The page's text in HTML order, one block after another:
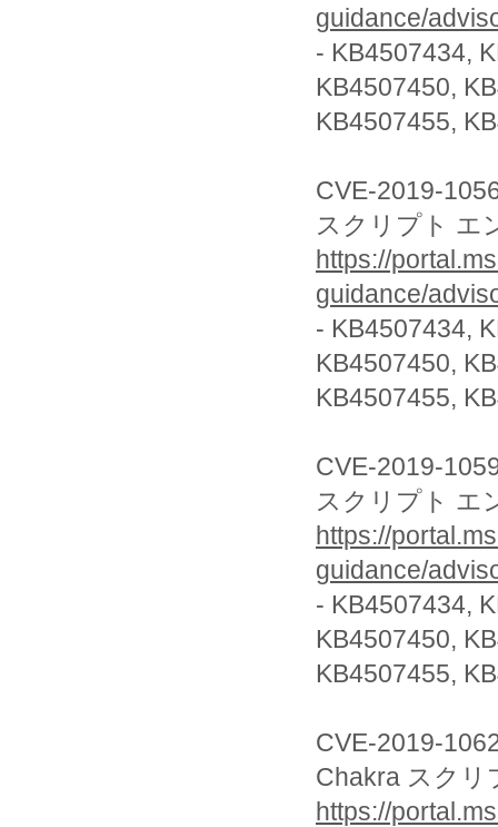
guidance/
- KB4507434,
KB4507450,
KB4507455,
CVE-2019-
スクリプト エ
https://
guidance/
- KB4507434,
KB4507450,
KB4507455,
CVE-2019-
スクリプト エ
https://
guidance/
- KB4507434,
KB4507450,
KB4507455,
CVE-2019-
Chakra スクリ
https://